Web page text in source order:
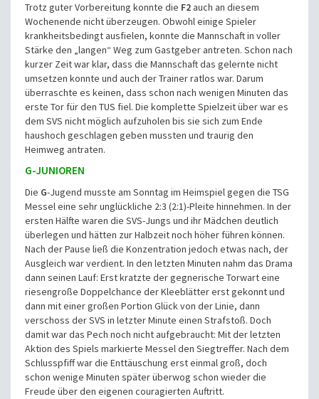
Trotz guter Vorbereitung konnte die F2 auch an diesem
Wochenende nicht überzeugen. Obwohl einige Spieler
krankheitsbedingt ausfielen, konnte die Mannschaft in voller
Stärke den „langen“ Weg zum Gastgeber antreten. Schon nach
kurzer Zeit war klar, dass die Mannschaft das gelernte nicht
umsetzen konnte und auch der Trainer ratlos war. Darum
überraschte es keinen, dass schon nach wenigen Minuten das
erste Tor für den TUS fiel. Die komplette Spielzeit über war es
dem SVS nicht möglich aufzuholen bis sie sich zum Ende
haushoch geschlagen geben mussten und traurig den
Heimweg antraten.
G-JUNIOREN
Die G-Jugend musste am Sonntag im Heimspiel gegen die TSG
Messel eine sehr unglückliche 2:3 (2:1)-Pleite hinnehmen. In der
ersten Hälfte waren die SVS-Jungs und ihr Mädchen deutlich
überlegen und hätten zur Halbzeit noch höher führen können.
Nach der Pause ließ die Konzentration jedoch etwas nach, der
Ausgleich war verdient. In den letzten Minuten nahm das Drama
dann seinen Lauf: Erst kratzte der gegnerische Torwart eine
riesengroße Doppelchance der Kleeblätter erst gekonnt und
dann mit einer großen Portion Glück von der Linie, dann
verschoss der SVS in letzter Minute einen Strafstoß. Doch
damit war das Pech noch nicht aufgebraucht: Mit der letzten
Aktion des Spiels markierte Messel den Siegtreffer. Nach dem
Schlusspfiff war die Enttäuschung erst einmal groß, doch
schon wenige Minuten später überwog schon wieder die
Freude über den eigenen couragierten Auftritt.